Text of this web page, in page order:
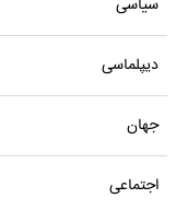
سیاسی
دیپلماسی
جهان
اجتماعی